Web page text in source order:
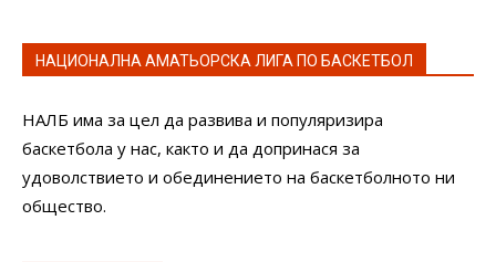
НАЦИОНАЛНА АМАТЬОРСКА ЛИГА ПО БАСКЕТБОЛ
НАЛБ има за цел да развива и популяризира
баскетбола у нас, както и да допринася за
удоволствието и обединението на баскетболното ни
общество.